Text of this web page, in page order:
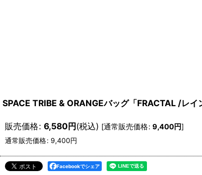
SPACE TRIBE & ORANGEバッグ「FRACTAL /レイ
販売価格: 6,580円(税込) [通常販売価格: 9,400円]
通常販売価格: 9,400円
Facebookでシェア